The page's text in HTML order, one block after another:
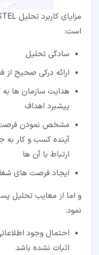
است:
سادگی تحلیل
ارائه درکی صحیح
هدایت سازمان ها
پیشبرد اهداف
مشخص نمودن فرصت
آینده کسب و کار به
ارتباط با آن ها
ایجاد فرصت های
و اما از معایب تحلیل
نمود:
احتمال وجود
اثبات نشده باشد